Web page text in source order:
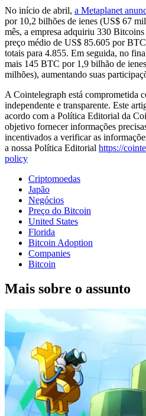
No início de abril, a Metaplanet
por 10,2 bilhões de ienes (US$ 67
mês, a empresa adquiriu 330
preço médio de US$ 85.605 por
totais para 4.855. Em seguida, no
mais 145 BTC por 1,9 bilhão de
milhões), aumentando suas
A Cointelegraph está comprometida
independente e transparente. Este
acordo com a Política Editorial da
objetivo fornecer informações
incentivados a verificar as
a nossa Política Editorial https://
policy
Criptomoedas
Japão
Negócios
Preço do Bitcoin
United States
Florida
Bitcoin Adoption
Companies
Bitcoin
Mais sobre o assunto